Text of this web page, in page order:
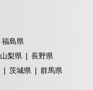
福島県
山梨県
長野県
茨城県
群馬県